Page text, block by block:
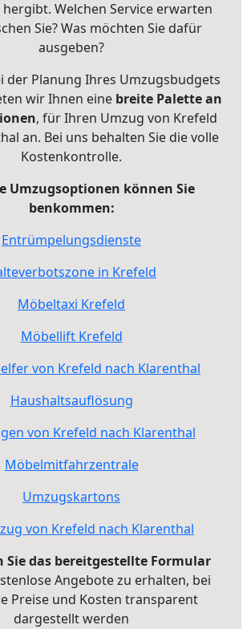
Welchen Service erwarten
Sie? Was möchten Sie dafür
ausgeben?
der Planung Ihres Umzugsbudgets
wir Ihnen eine breite Palette an
, für Ihren Umzug von Krefeld
an. Bei uns behalten Sie die volle
Kostenkontrolle.
Umzugsoptionen können Sie
benkommen:
Entrümpelungsdienste
in Krefeld
Möbeltaxi Krefeld
Möbellift Krefeld
von Krefeld nach Klarenthal
Haushaltsauflösung
von Krefeld nach Klarenthal
Möbelmitfahrzentrale
Umzugskartons
von Krefeld nach Klarenthal
Sie das bereitgestellte Formular
Angebote zu erhalten, bei
Preise und Kosten transparent
dargestellt werden